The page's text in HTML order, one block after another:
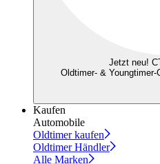
Jetzt neu!
Oldtimer- &
Kaufen
Automobile
Oldtimer kaufen
Oldtimer Händler
Alle Marken